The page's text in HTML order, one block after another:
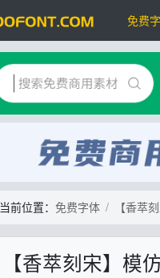
免费
当前位置： 免费字体
【香萃刻宋】模